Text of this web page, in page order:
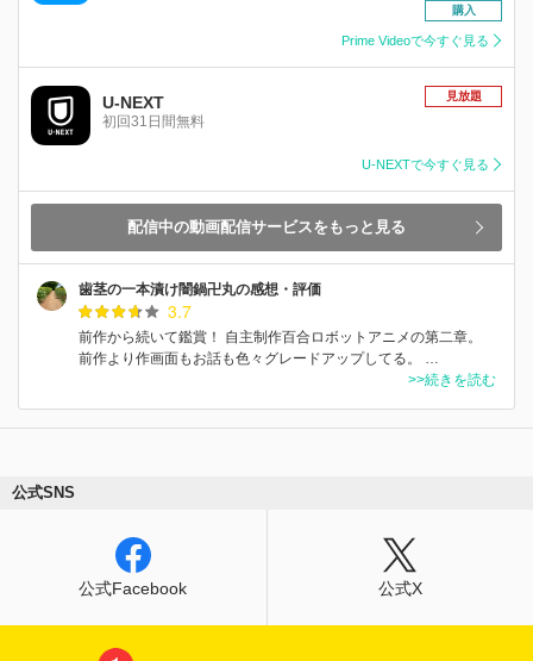
購入
Prime Videoで今すぐ見る
U-NEXT
初回31日間無料
見放題
U-NEXTで今すぐ見る
配信中の動画配信サービスをもっと見る
歯茎の一本漬け闇鍋卍丸の感想・評価
3.7
前作から続いて鑑賞！ 自主制作百合ロボットアニメの第二章。
前作より作画面もお話も色々グレードアップしてる。 …
>>続きを読む
公式SNS
公式Facebook 公式X